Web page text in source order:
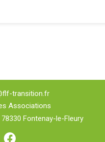
transition.fr
Associations
78330 Fontenay-le-Fleury